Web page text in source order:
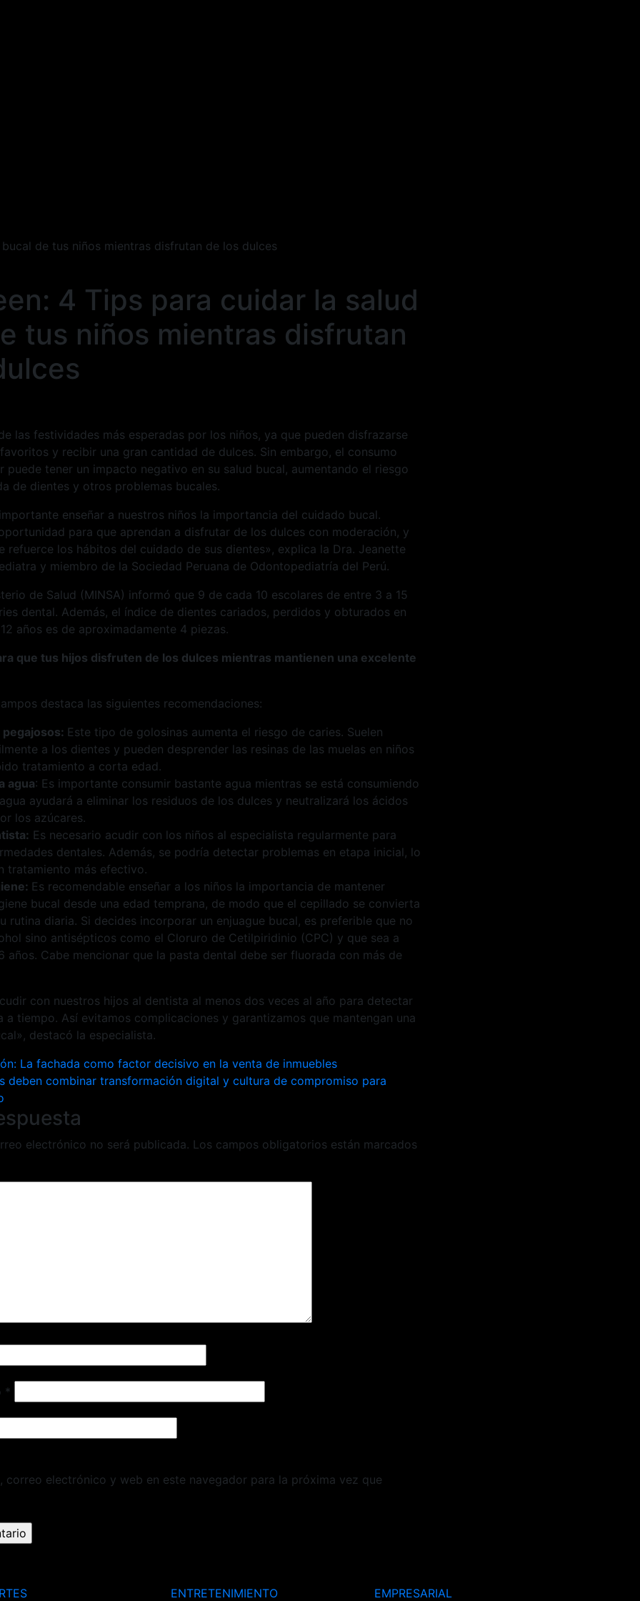
de tus niños mientras disfrutan de los dulces
4 Tips para cuidar la salud
tus niños mientras disfrutan
las festividades más esperadas por los niños, ya que pueden disfrazarse
y recibir una gran cantidad de dulces. Sin embargo, el consumo
puede tener un impacto negativo en su salud bucal, aumentando el riesgo
de dientes y otros problemas bucales.
enseñar a nuestros niños la importancia del cuidado bucal.
para que aprendan a disfrutar de los dulces con moderación, y
refuerce los hábitos del cuidado de sus dientes», explica la Dra. Jeanette
y miembro de la Sociedad Peruana de Odontopediatría del Perú.
de Salud (MINSA) informó que 9 de cada 10 escolares de entre 3 a 15
dental. Además, el índice de dientes cariados, perdidos y obturados en
años es de aproximadamente 4 piezas.
que tus hijos disfruten de los dulces mientras mantienen una excelente
destaca las siguientes recomendaciones:
Este tipo de golosinas aumenta el riesgo de caries. Suelen
a los dientes y pueden desprender las resinas de las muelas en niños
tratamiento a corta edad.
agua: Es importante consumir bastante agua mientras se está consumiendo
ayudará a eliminar los residuos de los dulces y neutralizará los ácidos
los azúcares.
Es necesario acudir con los niños al especialista regularmente para
dentales. Además, se podría detectar problemas en etapa inicial, lo
tratamiento más efectivo.
Es recomendable enseñar a los niños la importancia de mantener
bucal desde una edad temprana, de modo que el cepillado se convierta
rutina diaria. Si decides incorporar un enjuague bucal, es preferible que no
sino antisépticos como el Cloruro de Cetilpiridinio (CPC) y que sea a
años. Cabe mencionar que la pasta dental debe ser fluorada con más de
con nuestros hijos al dentista al menos dos veces al año para detectar
a tiempo. Así evitamos complicaciones y garantizamos que mantengan una
destacó la especialista.
La fachada como factor decisivo en la venta de inmuebles
deben combinar transformación digital y cultura de compromiso para
electrónico no será publicada. Los campos obligatorios están marcados
*
correo electrónico y web en este navegador para la próxima vez que
ENTRETENIMIENTO EMPRESARIAL